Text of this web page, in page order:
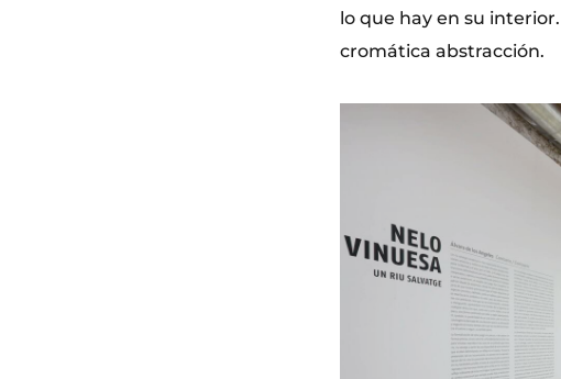
lo que hay en su
cromática abstracción.